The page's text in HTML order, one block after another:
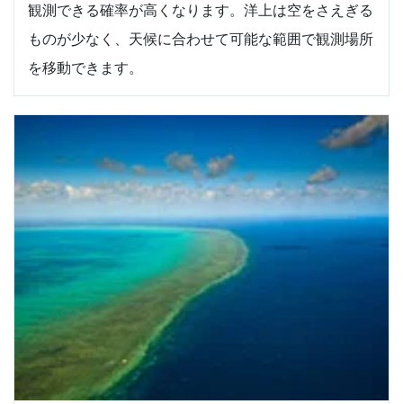
観測できる確率が高くなります。洋上は空をさえぎる
ものが少なく、天候に合わせて可能な範囲で観測場所
を移動できます。